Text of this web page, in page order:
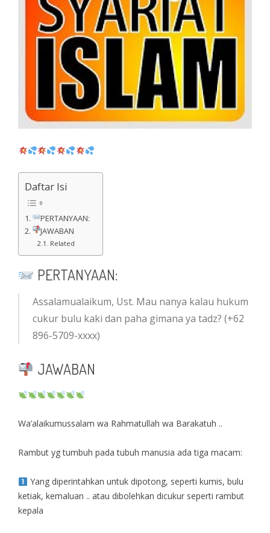
Daftar Isi
PERTANYAAN:
JAWABAN
Related
PERTANYAAN:
Assalamualaikum, Ust. Mau nanya kalau hukum
cukur bulu kaki dan paha gimana ya tadz? (+62
896-5709-xxxx)
JAWABAN
Wa’alaikumussalam wa Rahmatullah wa Barakatuh ..
Rambut yg tumbuh pada tubuh manusia ada tiga macam:
Yang diperintahkan untuk dipotong, seperti kumis, bulu
ketiak, kemaluan .. atau dibolehkan dicukur seperti rambut
kepala